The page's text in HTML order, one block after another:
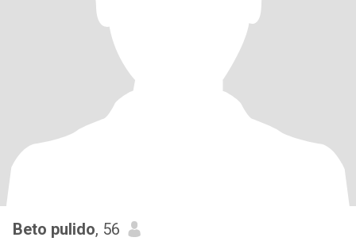
Beto pulido, 56